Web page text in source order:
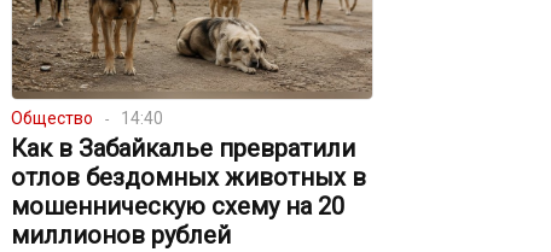
Общество 14:40
Как в Забайкалье превратили
отлов бездомных животных в
мошенническую схему на 20
миллионов рублей